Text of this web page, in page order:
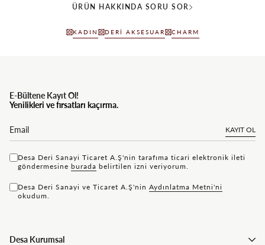
ÜRÜN HAKKINDA SORU SOR
KADIN DERI AKSESUAR CHARM
E-Bültene Kayıt Ol!
Yenilikleri ve fırsatları kaçırma.
KAYIT OL
Desa Deri Sanayi Ticaret A.Ş'nin tarafıma ticari elektronik ileti
göndermesine bu rada belirtilen izni veriyorum.
Desa Deri Sanayi ve Ticaret A.Ş'nin Aydınlatma Metni'ni
okudum.
Desa Kurumsal